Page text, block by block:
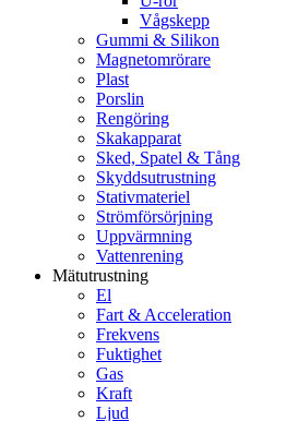
Vågskepp
Gummi & Silikon
Magnetomrörare
Plast
Porslin
Rengöring
Skakapparat
Sked, Spatel & Tång
Skyddsutrustning
Stativmateriel
Strömförsörjning
Uppvärmning
Vattenrening
Mätutrustning
El
Fart & Acceleration
Frekvens
Fuktighet
Gas
Kraft
Ljud